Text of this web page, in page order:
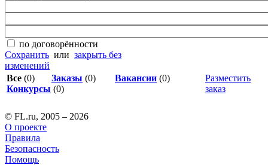
по договорённости
Сохранить или закрыть без
изменений
Все (0) Заказы (0) Вакансии (0)
Конкурсы (0)
Разместить
заказ
© FL.ru, 2005 – 2026
О проекте
Правила
Безопасность
Помощь